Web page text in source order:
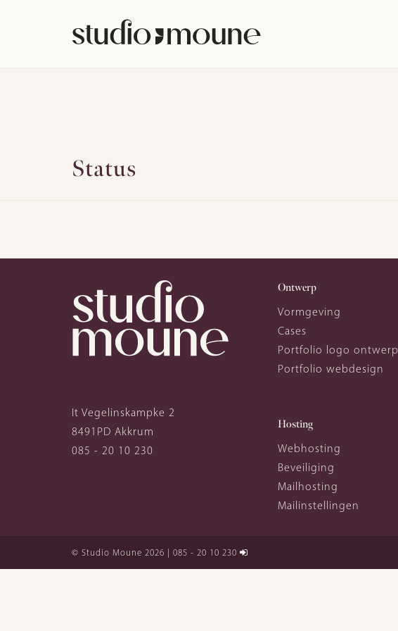
Status
It Vegelinskampke 2
8491PD Akkrum
085 - 20 10 230
Ontwerp
Vormgeving
Cases
Portfolio logo ontwerp
Portfolio webdesign
Hosting
Webhosting
Beveiliging
Mailhosting
Mailinstellingen
© Studio Moune 2026 | 085 - 20 10 230